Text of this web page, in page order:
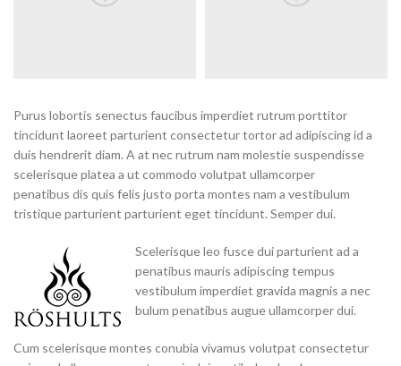
Purus lobortis senectus faucibus imperdiet rutrum porttitor
tincidunt laoreet parturient consectetur tortor ad adipiscing id a
duis hendrerit diam. A at nec rutrum nam molestie suspendisse
scelerisque platea a ut commodo volutpat ullamcorper
penatibus dis quis felis justo porta montes nam a vestibulum
tristique parturient parturient eget tincidunt. Semper dui.
Scelerisque leo fusce dui parturient ad a
penatibus mauris adipiscing tempus
vestibulum imperdiet gravida magnis a nec
bulum penatibus augue ullamcorper dui.
Cum scelerisque montes conubia vivamus volutpat consectetur